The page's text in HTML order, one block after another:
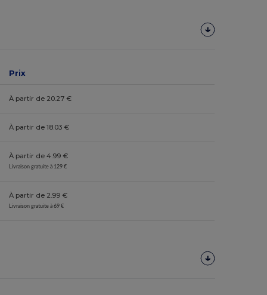
Prix
À partir de 20.27 €
À partir de 18.03 €
À partir de 4.99 €
Livraison gratuite à 129 €
À partir de 2.99 €
Livraison gratuite à 69 €